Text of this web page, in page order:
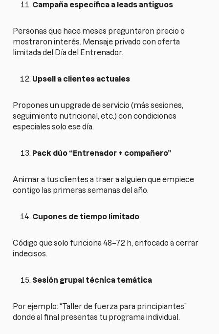
Campaña específica a leads antiguos
Personas que hace meses preguntaron precio o
mostraron interés. Mensaje privado con oferta
limitada del Día del Entrenador.
Upsell a clientes actuales
Propones un upgrade de servicio (más sesiones,
seguimiento nutricional, etc.) con condiciones
especiales solo ese día.
Pack dúo “Entrenador + compañero”
Animar a tus clientes a traer a alguien que empiece
contigo las primeras semanas del año.
Cupones de tiempo limitado
Código que solo funciona 48–72 h, enfocado a cerrar
indecisos.
Sesión grupal técnica temática
Por ejemplo: “Taller de fuerza para principiantes”
donde al final presentas tu programa individual.